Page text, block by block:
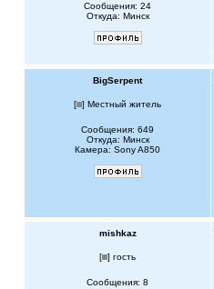
Сообщения: 24
Откуда: Минск
BigSerpent
[ ] Местный житель
Сообщения: 649
Откуда: Минск
Камера: Sony A850
mishkaz
[ ] гость
Сообщения: 8